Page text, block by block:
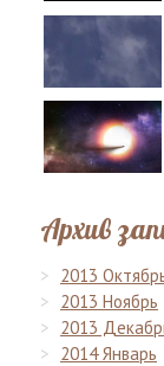
Архив
2013
2013 Ноябрь
2013
2014 Январь